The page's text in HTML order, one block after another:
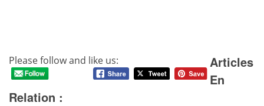
Please follow and like us:
Articles
En
Relation :